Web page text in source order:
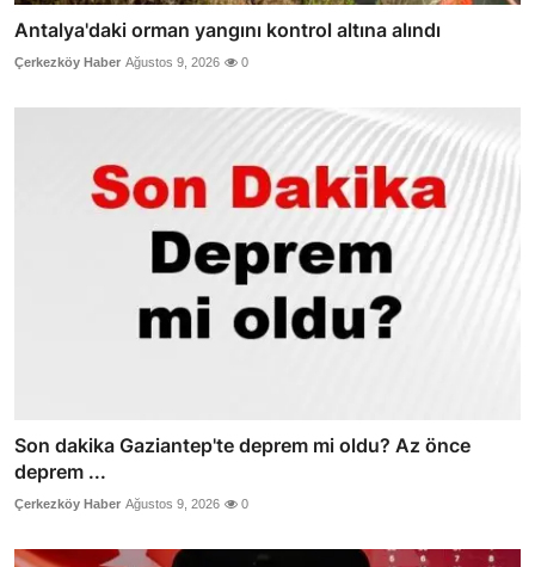
Antalya'daki orman yangını kontrol altına alındı
Çerkezköy Haber Ağustos 9, 2026 0
Son dakika Gaziantep'te deprem mi oldu? Az önce
deprem ...
Çerkezköy Haber Ağustos 9, 2026 0